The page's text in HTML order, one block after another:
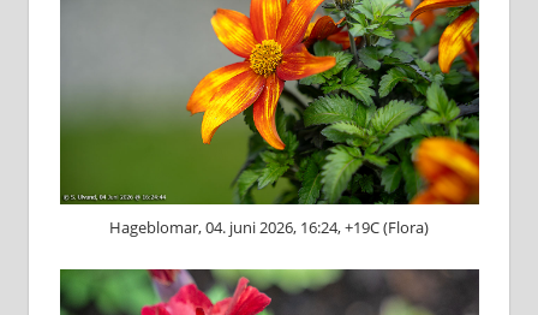
Hageblomar, 04. juni 2026, 16:24, +19C (Flora)